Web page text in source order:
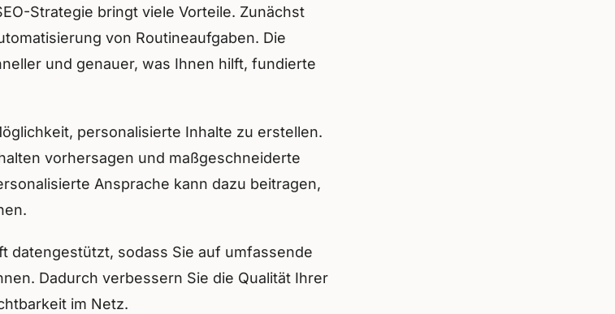
Strategie bringt viele Vorteile. Zunächst
von Routineaufgaben. Die
und genauer, was Ihnen hilft, fundierte
personalisierte Inhalte zu erstellen.
vorhersagen und maßgeschneiderte
Ansprache kann dazu beitragen,
datengestützt, sodass Sie auf umfassende
Dadurch verbessern Sie die Qualität Ihrer
im Netz.